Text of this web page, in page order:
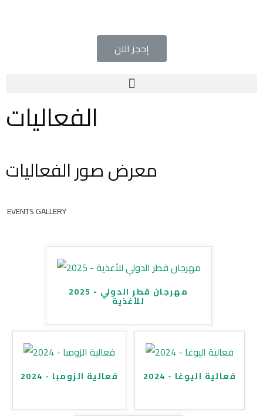
إحجز الآن
الفعاليات
معرض صور الفعاليات
EVENTS GALLERY
2025 - مهرجان قطر الدولي
للأغذية
2024 - فعالية الزومبا 2024 - فعالية اليوغا